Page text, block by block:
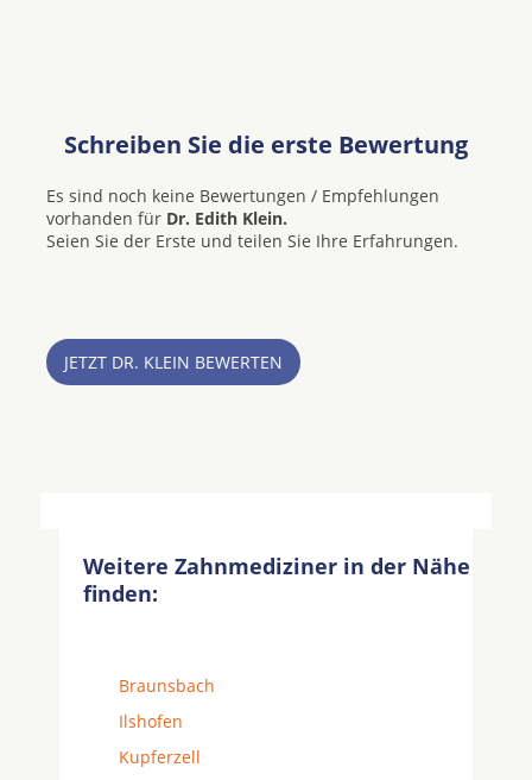
Schreiben Sie die erste Bewertung
Es sind noch keine Bewertungen / Empfehlungen
vorhanden für Dr. Edith Klein.
Seien Sie der Erste und teilen Sie Ihre Erfahrungen.
JETZT DR. KLEIN BEWERTEN
Weitere Zahnmediziner in der Nähe
finden:
Braunsbach
Ilshofen
Kupferzell